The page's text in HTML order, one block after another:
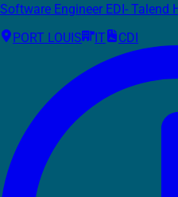
Software Engineer EDI- Talend
PORT LOUIS
IT CDI